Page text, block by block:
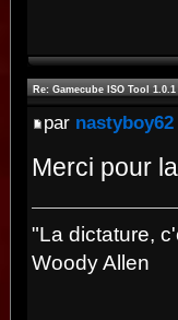
Re: Gamecube ISO Tool
par nastyboy62
Merci pour
"La dictature,
Woody Allen